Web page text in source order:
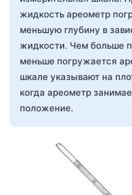
жидкость ареометр
меньшую глубину в
жидкости. Чем больше
меньше погружается
шкале указывают на
когда ареометр
положение.